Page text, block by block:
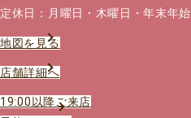
定休日：月曜日・木曜日・年末年始
地図を見る
店舗詳細へ
19:00以降ご来店